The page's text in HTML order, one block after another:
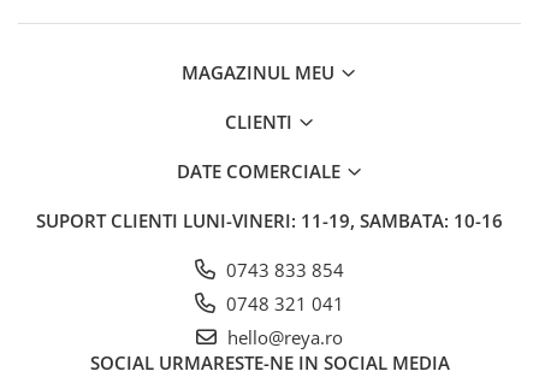
MAGAZINUL MEU
CLIENTI
DATE COMERCIALE
SUPORT CLIENTI LUNI-VINERI: 11-19, SAMBATA: 10-16
0743 833 854
0748 321 041
hello@reya.ro
SOCIAL URMARESTE-NE IN SOCIAL MEDIA